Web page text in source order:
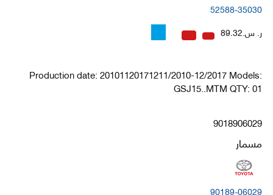
52588-35030
ر. س.89.32
Production date: 20101120171211/2010-12/2017 Models:
GSJ15..MTM QTY: 01
9018906029
مسمار
90189-06029